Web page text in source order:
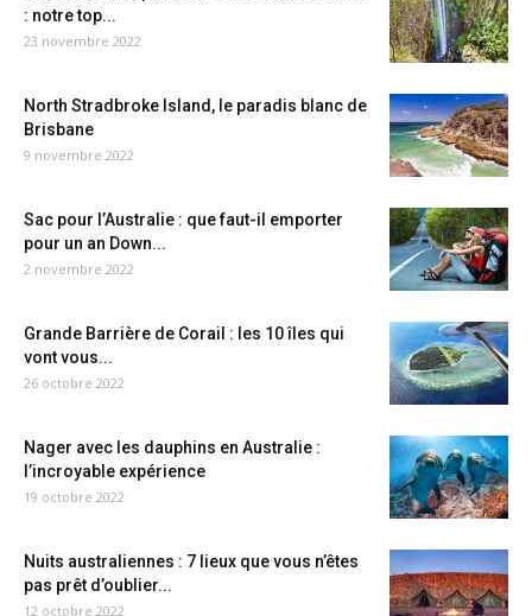
: notre top...
23 novembre 2022
North Stradbroke Island, le paradis blanc de
Brisbane
9 novembre 2022
Sac pour l’Australie : que faut-il emporter
pour un an Down...
2 novembre 2022
Grande Barrière de Corail : les 10 îles qui
vont vous...
26 octobre 2022
Nager avec les dauphins en Australie :
l’incroyable expérience
19 octobre 2022
Nuits australiennes : 7 lieux que vous n’êtes
pas prêt d’oublier...
12 octobre 2022